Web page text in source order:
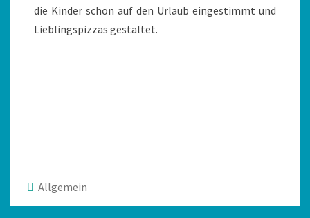
die Kinder schon auf den Urlaub eingestimmt und
Lieblingspizzas gestaltet.
Allgemein